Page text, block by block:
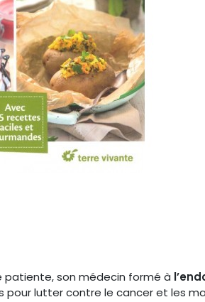
patiente, son médecin formé à
pour lutter contre le cancer et les